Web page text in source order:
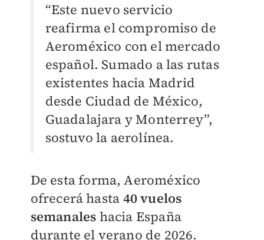
“Este nuevo servicio
reafirma el compromiso de
Aeroméxico con el mercado
español. Sumado a las rutas
existentes hacia Madrid
desde Ciudad de México,
Guadalajara y Monterrey”,
sostuvo la aerolínea.
De esta forma, Aeroméxico
ofrecerá hasta 40 vuelos
semanales hacia España
durante el verano de 2026.